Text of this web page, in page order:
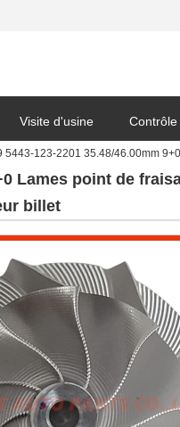
Visite d'usine
5443-123-2201 35.48/46.00mm
Lames point de
billet